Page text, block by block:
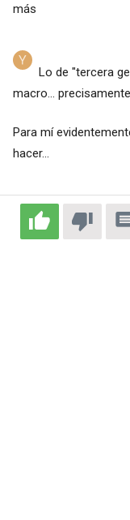
más
Lo de "tercera
macro...
Para mí
hacer...